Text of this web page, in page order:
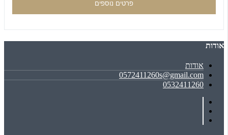
פרטים נוספים
אודות
אודות
0572411260s@gmail.com
0532411260